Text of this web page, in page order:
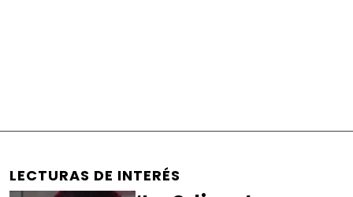
LECTURAS DE INTERÉS